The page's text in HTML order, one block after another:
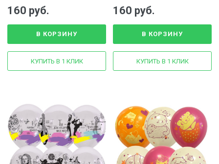
160 руб.
В КОРЗИНУ
КУПИТЬ В 1 КЛИК
160 руб.
В КОРЗИНУ
КУПИТЬ В 1 КЛИК